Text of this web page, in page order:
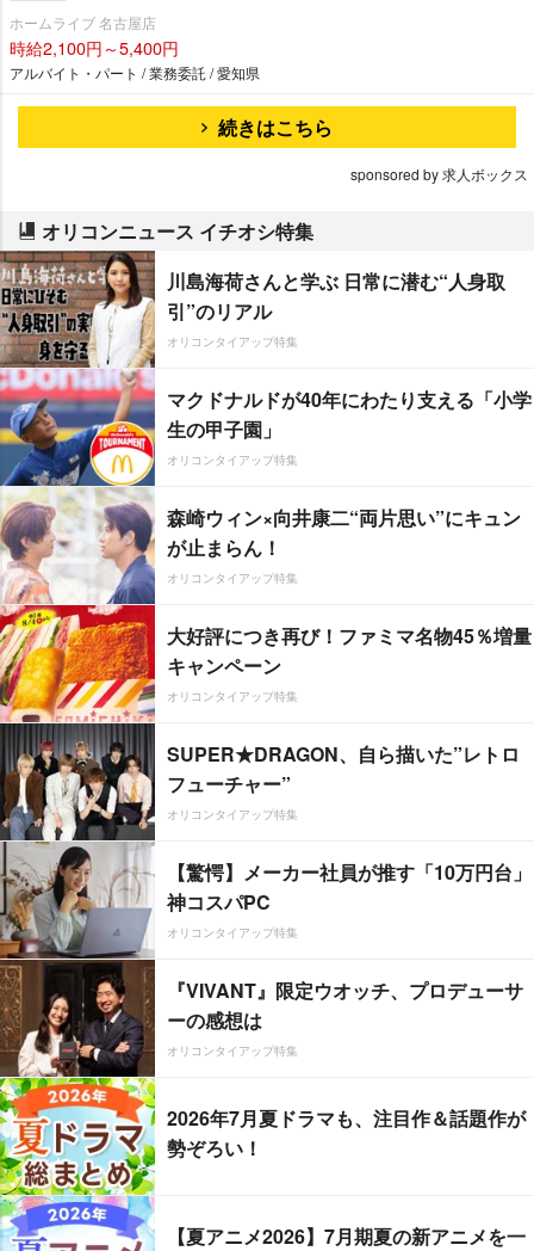
ホームライブ 名古屋店
時給2,100円～5,400円
アルバイト・パート / 業務委託 / 愛知県
続きはこちら
sponsored by 求人ボックス
オリコンニュース イチオシ特集
川島海荷さんと学ぶ 日常に潜む“人身取
引”のリアル
オリコンタイアップ特集
マクドナルドが40年にわたり支える「小学
生の甲子園」
オリコンタイアップ特集
森崎ウィン×向井康二“両片思い”にキュン
が止まらん！
オリコンタイアップ特集
大好評につき再び！ファミマ名物45％増量
キャンペーン
オリコンタイアップ特集
SUPER★DRAGON、自ら描いた”レトロ
フューチャー”
オリコンタイアップ特集
【驚愕】メーカー社員が推す「10万円台」
神コスパPC
オリコンタイアップ特集
『VIVANT』限定ウオッチ、プロデューサ
ーの感想は
オリコンタイアップ特集
2026年7月夏ドラマも、注目作＆話題作が
勢ぞろい！
【夏アニメ2026】7月期夏の新アニメを一